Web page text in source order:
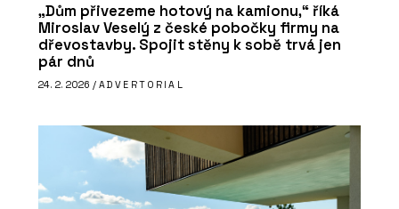
„Dům přivezeme hotový na kamionu,“ říká
Miroslav Veselý z české pobočky firmy na
dřevostavby. Spojit stěny k sobě trvá jen
pár dnů
24. 2. 2026 / ADVERTORIAL